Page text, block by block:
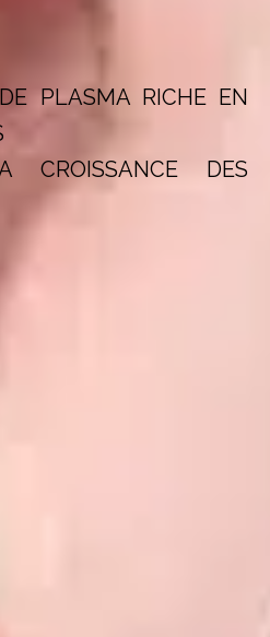
PLASMA RICHE EN
CROISSANCE DES